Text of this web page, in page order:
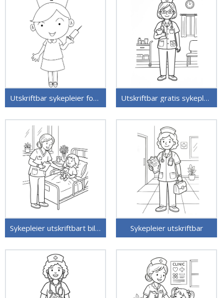
Utskriftbar sykepleier for barn Utskriftbar gratis sykepleier
Sykepleier utskriftbart bilde Sykepleier utskriftbar